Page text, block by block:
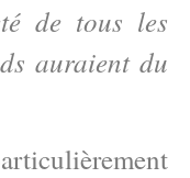
de tous les
auraient du